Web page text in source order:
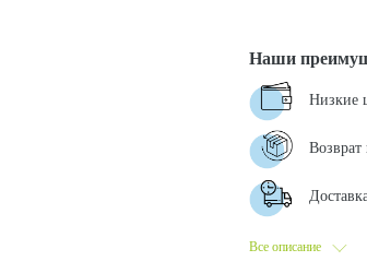
Все описание
Наши
Низкие
Возврат